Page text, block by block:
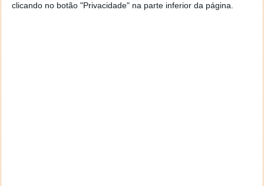
clicando no botão "Privacidade" na parte inferior da página.